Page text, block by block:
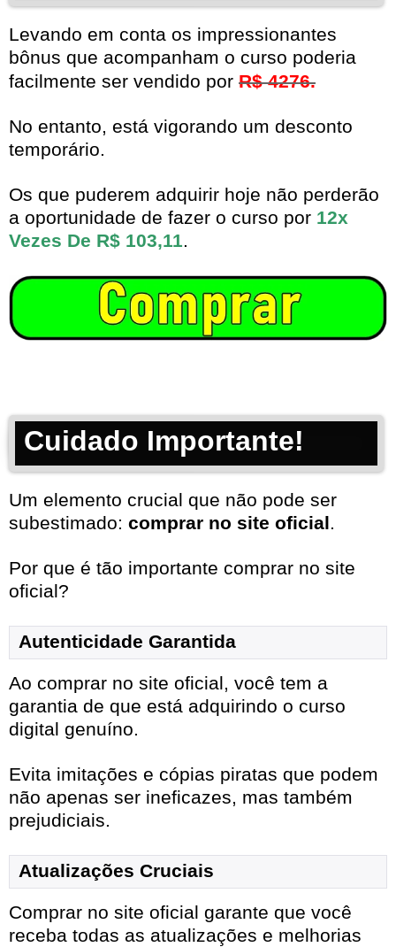
Levando em conta os impressionantes
bônus que acompanham o curso poderia
facilmente ser vendido por R$ 4276.
No entanto, está vigorando um desconto
temporário.
Os que puderem adquirir hoje não perderão
a oportunidade de fazer o curso por 12x
Vezes De R$ 103,11
Cuidado Importante!
Um elemento crucial que não pode ser
subestimado: comprar no site oficial.
Por que é tão importante comprar no site
oficial?
Autenticidade Garantida
Ao comprar no site oficial, você tem a
garantia de que está adquirindo o curso
digital genuíno.
Evita imitações e cópias piratas que podem
não apenas ser ineficazes, mas também
prejudiciais.
Atualizações Cruciais
Comprar no site oficial garante que você
receba todas as atualizações e melhorias